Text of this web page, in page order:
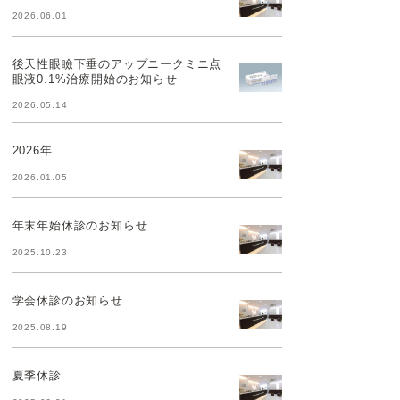
2026.06.01
後天性眼瞼下垂のアップニークミニ点
眼液0.1%治療開始のお知らせ
2026.05.14
2026年
2026.01.05
年末年始休診のお知らせ
2025.10.23
学会休診のお知らせ
2025.08.19
夏季休診